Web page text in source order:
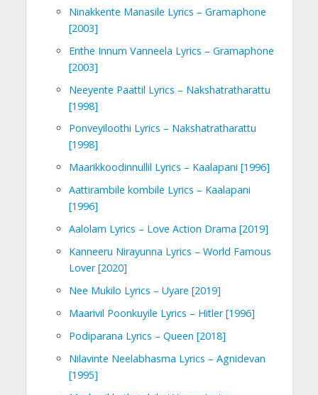
Ninakkente Manasile Lyrics – Gramaphone
[2003]
Enthe Innum Vanneela Lyrics – Gramaphone
[2003]
Neeyente Paattil Lyrics – Nakshatratharattu
[1998]
Ponveyiloothi Lyrics – Nakshatratharattu
[1998]
Maarikkoodinnullil Lyrics – Kaalapani [1996]
Aattirambile kombile Lyrics – Kaalapani
[1996]
Aalolam Lyrics – Love Action Drama [2019]
Kanneeru Nirayunna Lyrics – World Famous
Lover [2020]
Nee Mukilo Lyrics – Uyare [2019]
Maarivil Poonkuyile Lyrics – Hitler [1996]
Podiparana Lyrics – Queen [2018]
Nilavinte Neelabhasma Lyrics – Agnidevan
[1995]